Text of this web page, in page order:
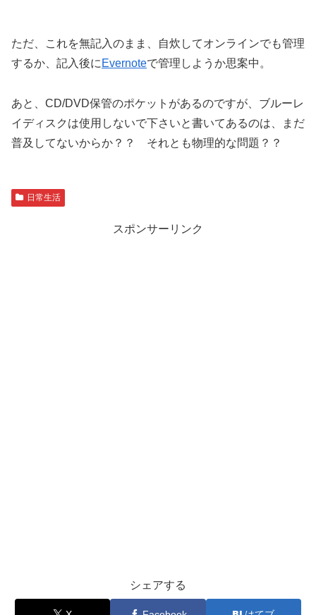
ただ、これを無記入のまま、自炊してオンラインでも管理
するか、記入後に Evernoteで管理しようか思案中。
あと、CD/DVD保管のポケットがあるのですが、ブルーレ
イディスクは使用しないで下さいと書いてあるのは、まだ
普及してないからか？？ それとも物理的な問題？？
日常生活
スポンサーリンク
シェアする